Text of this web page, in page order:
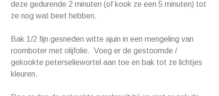
deze gedurende 2 minuten (of kook ze een 5 minuten) tot
ze nog wat beet hebben.
Bak 1/2 fijn gesneden witte ajuin in een mengeling van
roomboter met olijfolie. Voeg er de gestoomde /
gekookte peterseliewortel aan toe en bak tot ze lichtjes
kleuren.